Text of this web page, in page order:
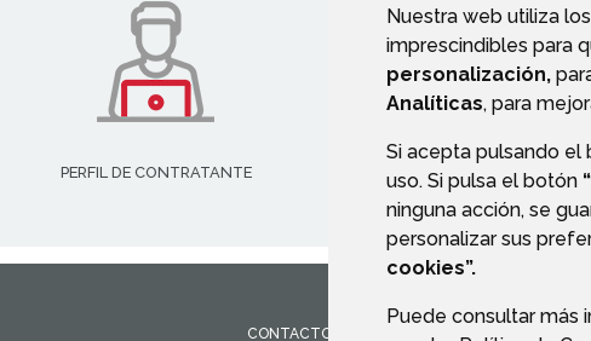
Nuestra web utiliza
imprescindibles para
personalización,
Analíticas, para
Si acepta pulsando el
uso. Si pulsa el botón
ninguna acción, se
personalizar sus
cookies”.
Puede consultar más
PERFIL DE CONTRATANTE
CONTACTO